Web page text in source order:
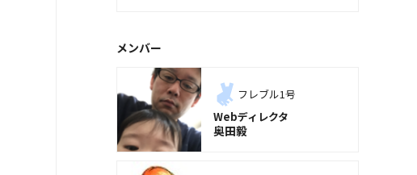
メンバー
フレブル1号
Webディレクタ
奥田毅